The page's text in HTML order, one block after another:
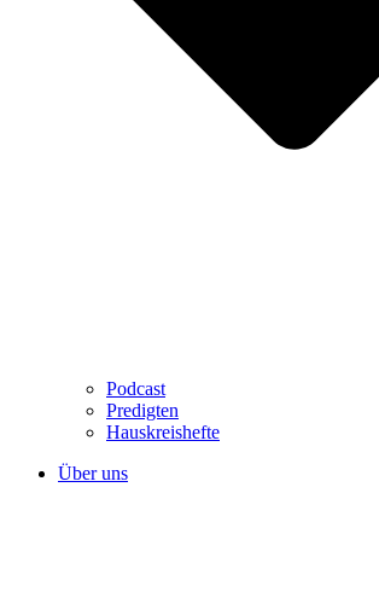
Podcast
Predigten
Hauskreishefte
Über uns